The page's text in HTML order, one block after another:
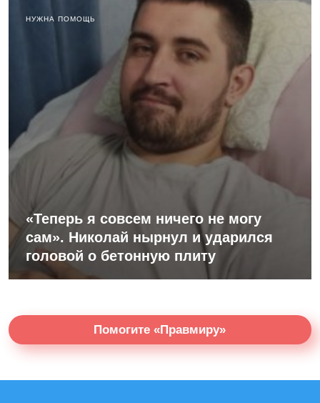
НУЖНА ПОМОЩЬ
«Теперь я совсем ничего не могу
сам». Николай нырнул и ударился
головой о бетонную плиту
Помогите «Правмиру»